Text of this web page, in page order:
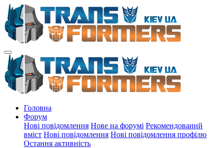
Головна
Форум
Нові повідомлення Нове на форумі Рекомендований
вміст Нові повідомлення Нові повідомлення профілю
Остання активність